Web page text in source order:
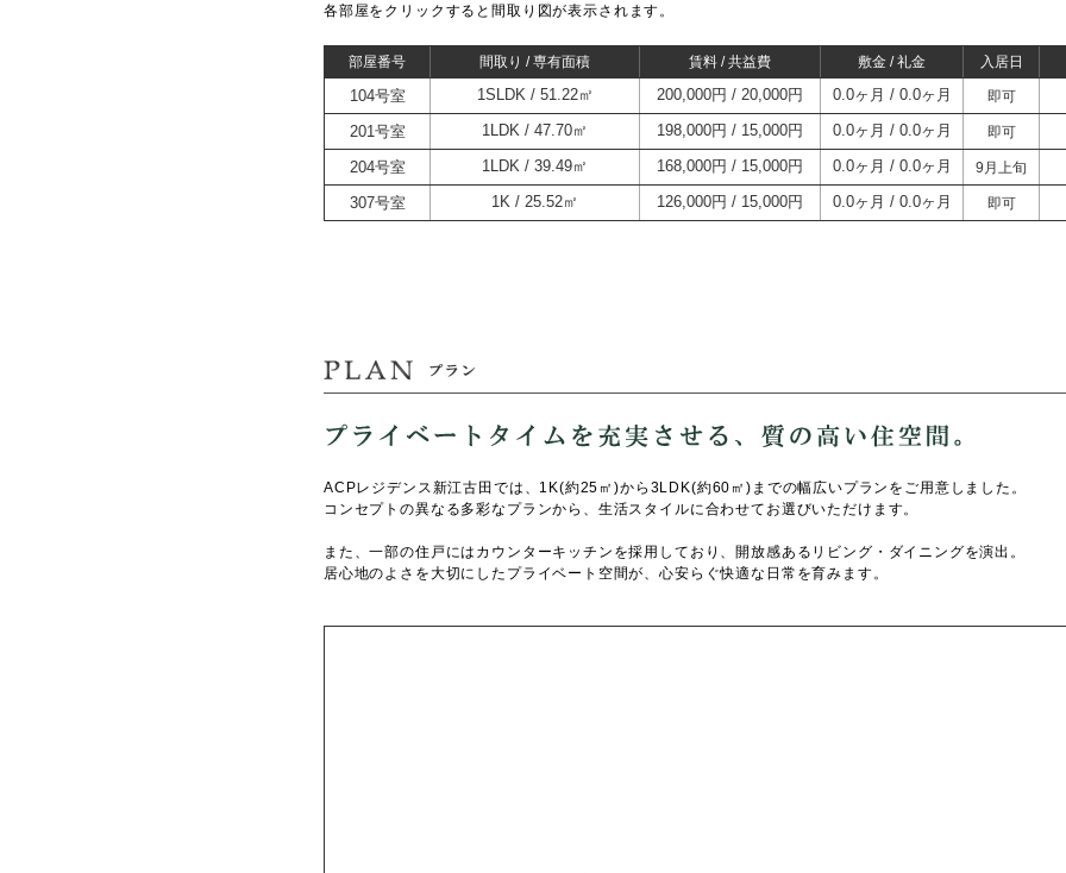
各部屋を クリック すると間取り図が表示されます。
部屋番号 間取り / 専有面積 賃料 / 共益費 敷金 / 礼金 入居日
104号室 1SLDK 51.22㎡ 200,000円 20,000円 0.0ヶ月 0.0ヶ月 即可
201号室 1LDK 47.70㎡ 198,000円 15,000円 0.0ヶ月 0.0ヶ月 即可
204号室 1LDK 39.49㎡ 168,000円 15,000円 0.0ヶ月 0.0ヶ月 9月上旬
307号室 1K 25.52㎡ 126,000円 15,000円 0.0ヶ月 0.0ヶ月 即可
ACPレジデンス新江古田では、1K(約25㎡)から3LDK(約60㎡)までの幅広いプランをご用意しました。
コンセプトの異なる多彩なプランから、生活スタイルに合わせてお選びいただけます。
また、一部の住戸にはカウンターキッチンを採用しており、開放感あるリビング・ダイニングを演出。
居心地のよさを大切にしたプライベート空間が、心安らぐ快適な日常を育みます。